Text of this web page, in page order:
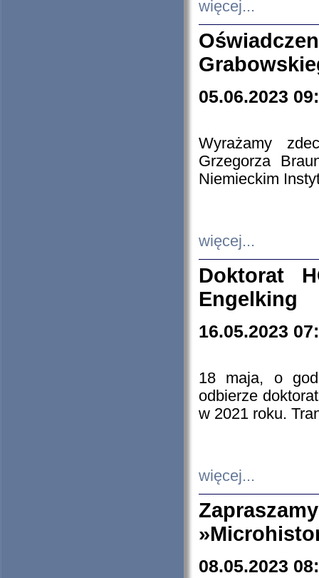
więcej...
05.06.2023
Wyrażamy
Grzegorza
Niemieckim
więcej...
Doktorat
Engelking
16.05.2023
18 maja, o
odbierze
w 2021 roku.
więcej...
08.05.2023